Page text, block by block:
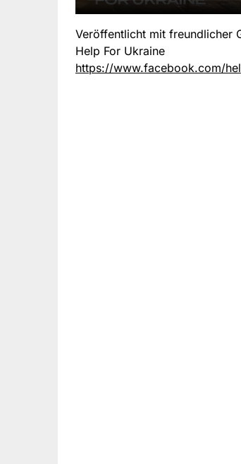
Veröffentlicht mit freundlicher
Help For Ukraine
https://www.facebook.com/